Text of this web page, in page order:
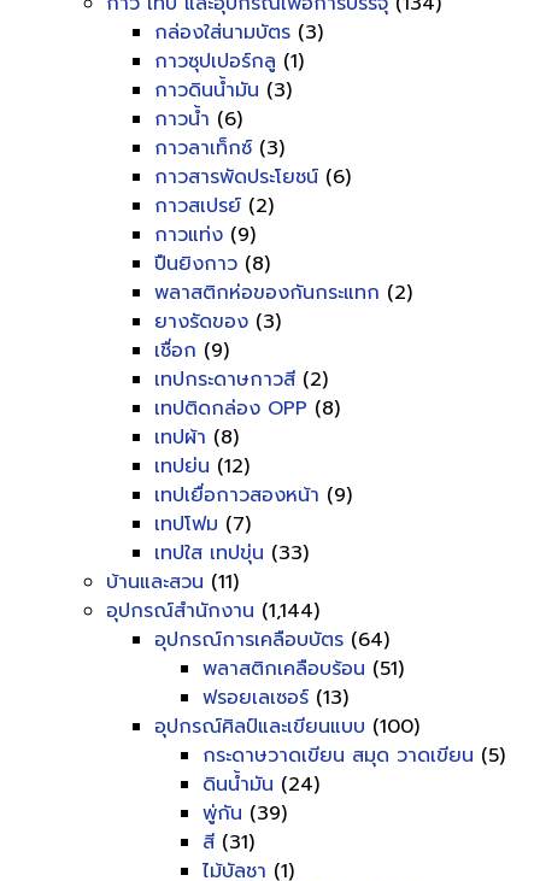
กล่องใส่นามบัตร (3)
กาวซุปเปอร์กลู (1)
กาวดินน้ำมัน (3)
กาวน้ำ (6)
กาวลาเท็กซ์ (3)
กาวสารพัดประโยชน์ (6)
กาวสเปรย์ (2)
กาวแท่ง (9)
ปืนยิงกาว (8)
พลาสติกห่อของกันกระแทก (2)
ยางรัดของ (3)
เชื่อก (9)
เทปกระดาษกาวสี (2)
เทปติดกล่อง OPP (8)
เทปผ้า (8)
เทปย่น (12)
เทปเยื่อกาวสองหน้า (9)
เทปโฟม (7)
เทปใส เทปขุ่น (33)
บ้านและสวน (11)
อุปกรณ์สำนักงาน (1,144)
อุปกรณ์การเคลือบบัตร (64)
พลาสติกเคลือบร้อน (51)
ฟรอยเลเซอร์ (13)
อุปกรณ์ศิลป์และเขียนแบบ (100)
กระดาษวาดเขียน สมุด วาดเขียน (5)
ดินน้ำมัน (24)
พู่กัน (39)
สี (31)
ไม้บัลชา (1)